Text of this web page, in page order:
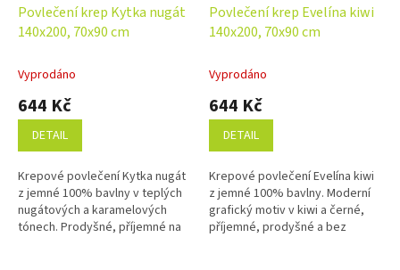
Povlečení krep Kytka nugát
140x200, 70x90 cm
Vyprodáno
644 Kč
DETAIL
Krepové povlečení Kytka nugát
z jemné 100% bavlny v teplých
nugátových a karamelových
tónech. Prodyšné, příjemné na
Povlečení krep Evelína kiwi
140x200, 70x90 cm
Vyprodáno
644 Kč
DETAIL
Krepové povlečení Evelína kiwi
z jemné 100% bavlny. Moderní
grafický motiv v kiwi a černé,
příjemné, prodyšné a bez